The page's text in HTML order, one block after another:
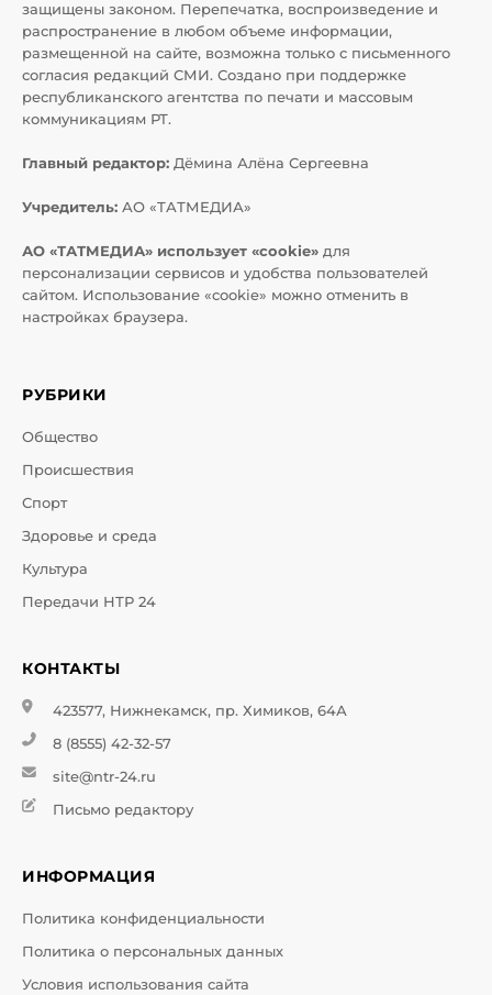
защищены законом. Перепечатка, воспроизведение и
распространение в любом объеме информации,
размещенной на сайте, возможна только с письменного
согласия редакций СМИ. Создано при поддержке
республиканского агентства по печати и массовым
коммуникациям РТ.
Главный редактор: Дёмина Алёна Сергеевна
Учредитель: АО «ТАТМЕДИА»
АО «ТАТМЕДИА» использует «cookie» для
персонализации сервисов и удобства пользователей
сайтом. Использование «cookie» можно отменить в
настройках браузера.
РУБРИКИ
Общество
Происшествия
Спорт
Здоровье и среда
Культура
Передачи НТР 24
КОНТАКТЫ
423577, Нижнекамск, пр. Химиков, 64А
8 (8555) 42-32-57
site@ntr-24.ru
Письмо редактору
ИНФОРМАЦИЯ
Политика конфиденциальности
Политика о персональных данных
Условия использования сайта